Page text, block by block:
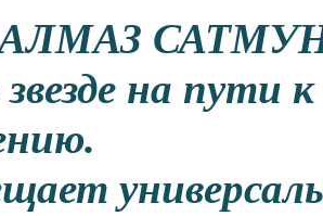
САТМУН
на пути